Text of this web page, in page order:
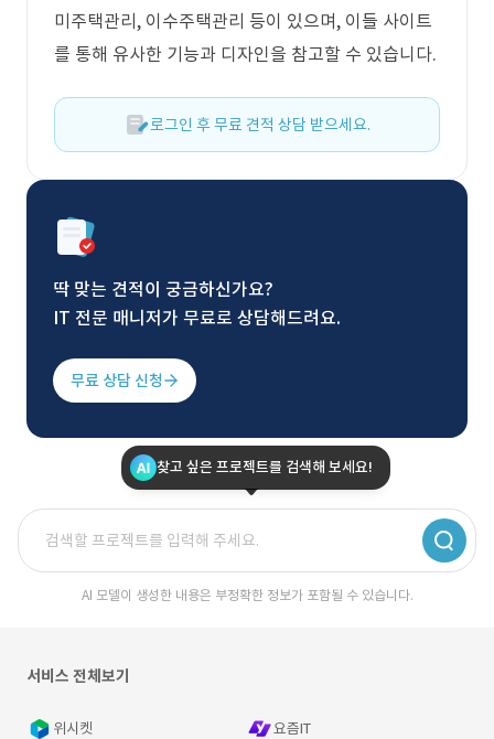
미주택관리, 이수주택관리 등이 있으며, 이들 사이트
를 통해 유사한 기능과 디자인을 참고할 수 있습니다.
로그인 후 무료 견적 상담 받으세요.
딱 맞는 견적이 궁금하신가요?
IT 전문 매니저가 무료로 상담해드려요.
무료 상담 신청
찾고 싶은 프로젝트를 검색해 보세요!
AI 모델이 생성한 내용은 부정확한 정보가 포함될 수 있습니다.
서비스 전체보기
위시켓 요즘IT